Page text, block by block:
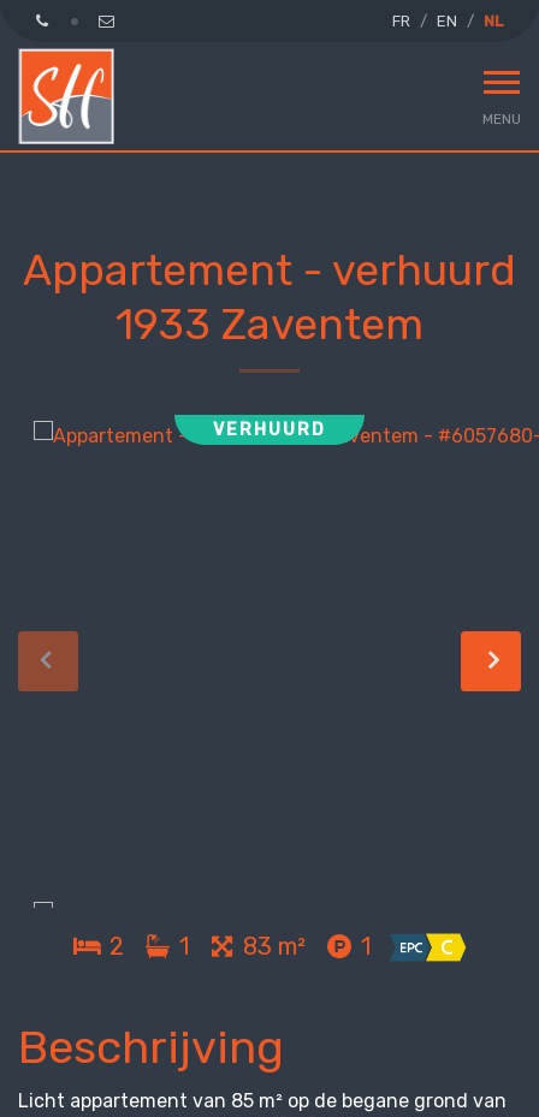
FR EN NL
MENU
Appartement - verhuurd
1933 Zaventem
VERHUURD
2 1 83 m² 1
Beschrijving
Licht appartement van 85 m² op de begane grond van